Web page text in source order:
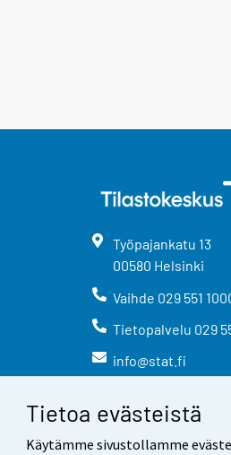
Tietoa evästeistä
Käytämme sivustollamme
Työpajankatu 13
00580 Helsinki
Vaihde 029 551
Tietopalvelu 029
info@stat.fi